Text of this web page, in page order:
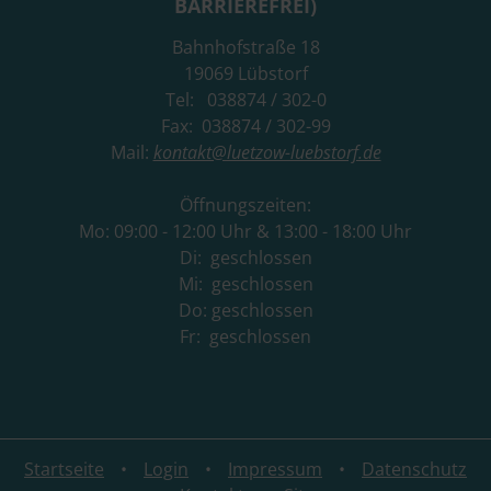
BARRIEREFREI)
Bahnhofstraße 18
19069 Lübstorf
Tel: 038874 / 302-0
Fax: 038874 / 302-99
Mail: kontakt@luetzow-luebstorf.de
Öffnungszeiten:
Mo: 09:00 - 12:00 Uhr & 13:00 - 18:00 Uhr
Di: geschlossen
Mi: geschlossen
Do: geschlossen
Fr: geschlossen
Startseite Login Impressum
Datenschutz